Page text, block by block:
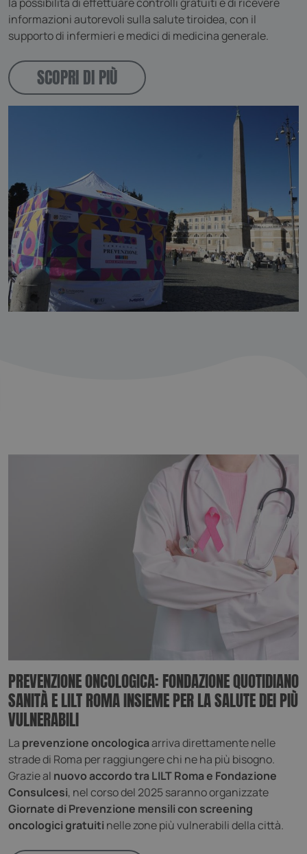
informazioni autorevoli sulla salute tiroidea, con il
supporto di infermieri e medici di medicina generale.
SCOPRI DI PIÙ
PREVENZIONE ONCOLOGICA: FONDAZIONE QUOTIDIANO
SANITÀ E LILT ROMA INSIEME PER LA SALUTE DEI PIÙ
VULNERABILI
La prevenzione oncologicaarriva direttamente nelle
strade di Roma per raggiungere chi ne ha più bisogno.
Grazie al nuovo accordo tra LILT Roma e Fondazione
Consulcesi, nel corso del 2025 saranno organizzate
Giornate di Prevenzione mensili con screening
oncologici gratuiti nelle zone più vulnerabili della città.